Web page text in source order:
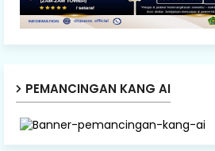
PEMANCINGAN KANG AI